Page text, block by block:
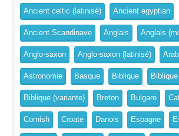
Ancient celtic (latinisé) Ancient egyptian
Ancient Scandinave Anglais Anglais
Anglo-saxon Anglo-saxon (latinisé)
Astronomie Basque Biblique
Biblique (variante) Breton Bulgare
Cornish Croate Danois Espagne